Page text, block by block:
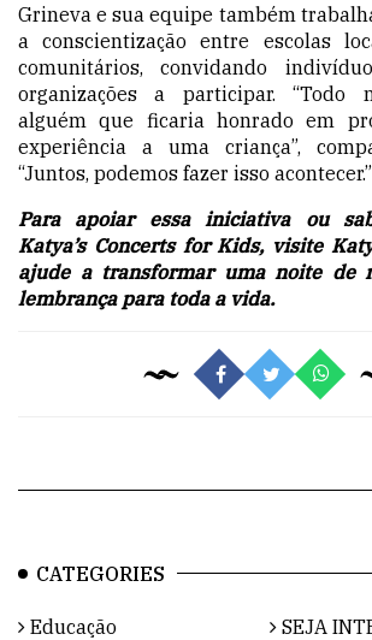
Grineva e sua equipe também
a conscientização entre escolas
comunitários, convidando
organizações a participar. “Todo
alguém que ficaria honrado em
experiência a uma criança”,
“Juntos, podemos fazer isso acontecer.”
Para apoiar essa iniciativa ou
Katya’s Concerts for Kids, visite
ajude a transformar uma noite de
lembrança para toda a vida.
CATEGORIES
Educação
SEJA